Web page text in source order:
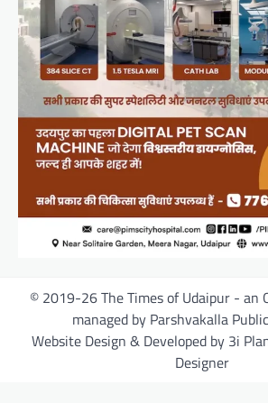
© 2019-26 The Times of Udaipur - an
managed by Parshvakalla
Website Design & Developed by 3i
Designer